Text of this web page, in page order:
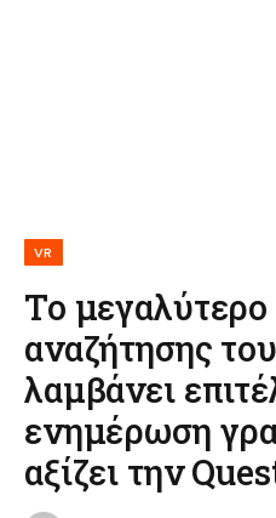
VR
Το μεγαλύτερο
αναζήτησης
λαμβάνει
ενημέρωση
αξίζει την